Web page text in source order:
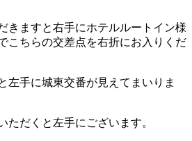
きますと右手にホテルルートイン様
こちらの交差点を右折にお入りくだ
左手に城東交番が見えてまいりま
ただくと左手にございます。